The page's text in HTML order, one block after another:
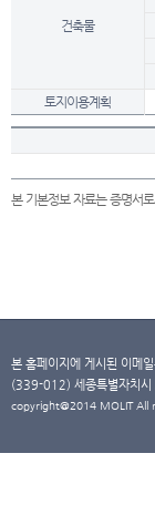
건축물
토지이용계획
본 기본정보 자료는 증명서
본 홈페이지에 게시된 이메
(339-012) 세종특별자치
copyright@2014 MOLIT All